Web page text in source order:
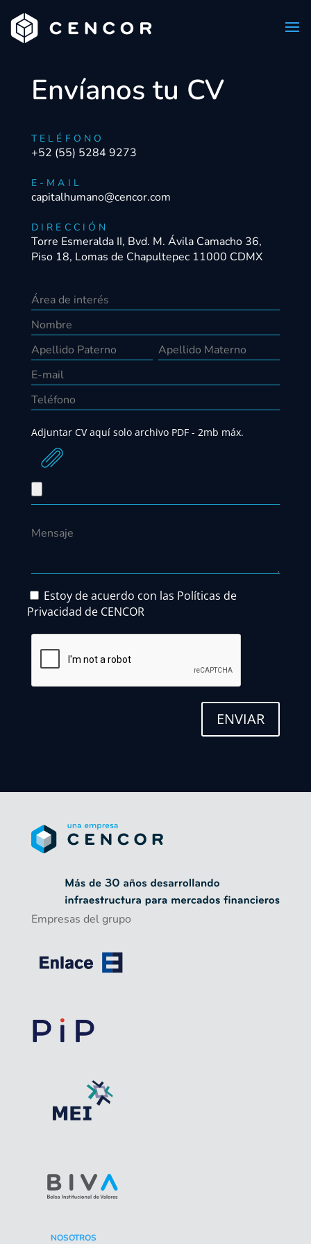
Envíanos tu CV
TELÉFONO
+52 (55) 5284 9273
E-MAIL
capitalhumano@cencor.com
DIRECCIÓN
Torre Esmeralda II, Bvd. M. Ávila Camacho 36,
Piso 18, Lomas de Chapultepec 11000 CDMX
Adjuntar CV aquí solo archivo PDF - 2mb máx.
Estoy de acuerdo con las Políticas de
Privacidad de CENCOR
Empresas del grupo
NOSOTROS